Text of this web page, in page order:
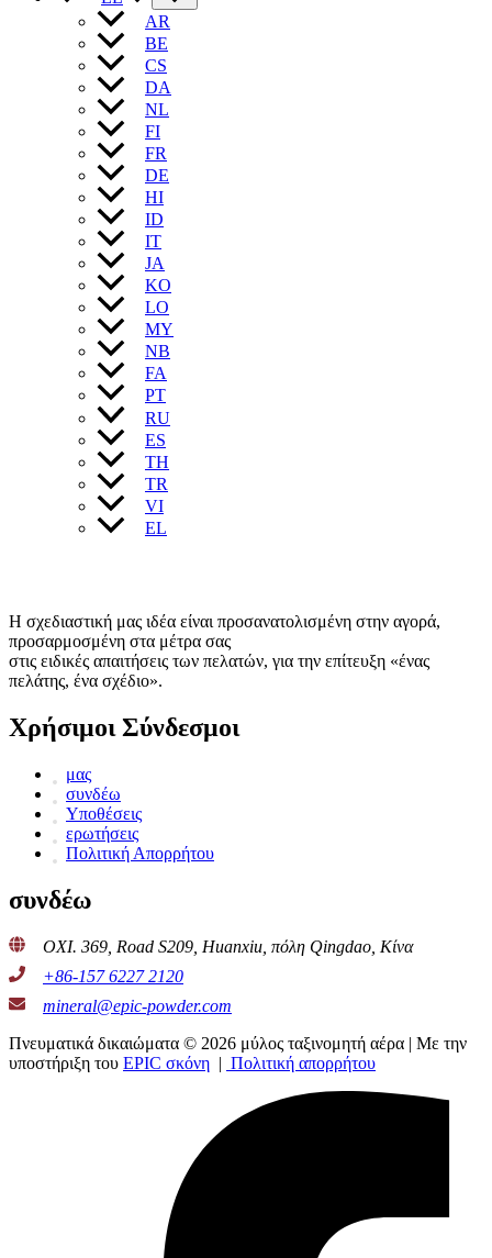
AR
BE
CS
DA
NL
FI
FR
DE
HI
ID
IT
JA
KO
LO
MY
NB
FA
PT
RU
ES
TH
TR
VI
EL
Η σχεδιαστική μας ιδέα είναι προσανατολισμένη στην αγορά,
προσαρμοσμένη στα μέτρα σας
στις ειδικές απαιτήσεις των πελατών, για την επίτευξη «ένας
πελάτης, ένα σχέδιο».
Χρήσιμοι Σύνδεσμοι
μας
συνδέω
Υποθέσεις
ερωτήσεις
Πολιτική Απορρήτου
συνδέω
ΟΧΙ. 369, Road S209, Huanxiu, πόλη Qingdao, Κίνα
+86-157 6227 2120
mineral@epic-powder.com
Πνευματικά δικαιώματα © 2026 μύλος ταξινομητή αέρα | Με την
υποστήριξη του EPIC σκόνη Πολιτική απορρήτου